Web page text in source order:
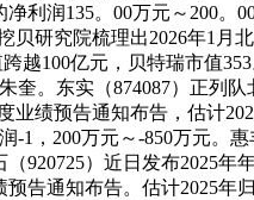
利润135。00万元～200。
贝研究院梳理出2026年1月
越100亿元，贝特瑞市值
奎。东实（874087）正列队
业绩预告通知布告，估计
，200万元～-850万元。惠
920725）近日发布2025年
告通知布告。估计2025年